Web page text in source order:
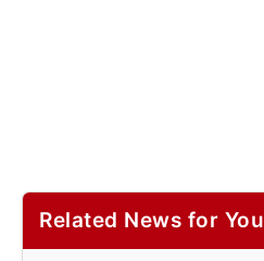
Related News for You